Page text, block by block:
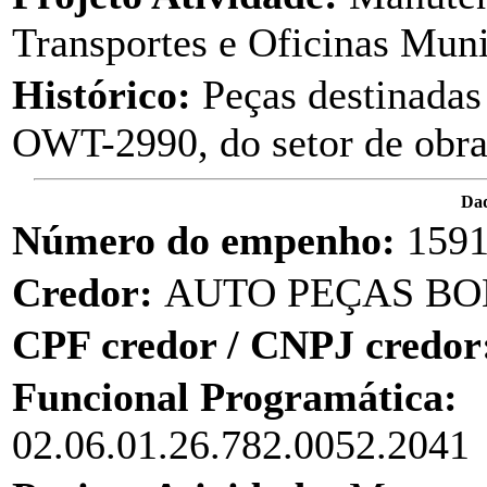
Transportes e Oficinas
Histórico: Peças
OWT-2990, do setor de
Número do empenho:
Credor: AUTO PEÇAS
CPF credor / CNPJ
Funcional Programática:
02.06.01.26.782.0052.2041